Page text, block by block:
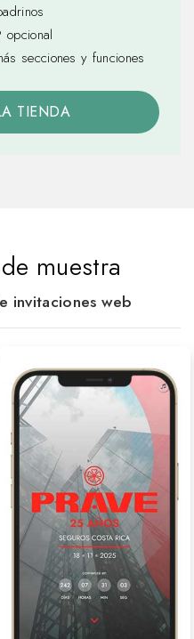
opcional
secciones y funciones
TIENDA
de muestra
invitaciones web